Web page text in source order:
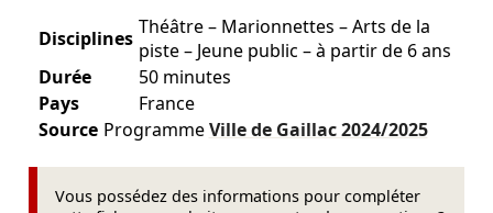
Disciplines Théâtre – Marionnettes – Arts de la
piste – Jeune public – à partir de 6 ans
Durée
50 minutes
Pays
France
Source ProgrammeVille de Gaillac2024/2025
Vous possédez des informations pour compléter